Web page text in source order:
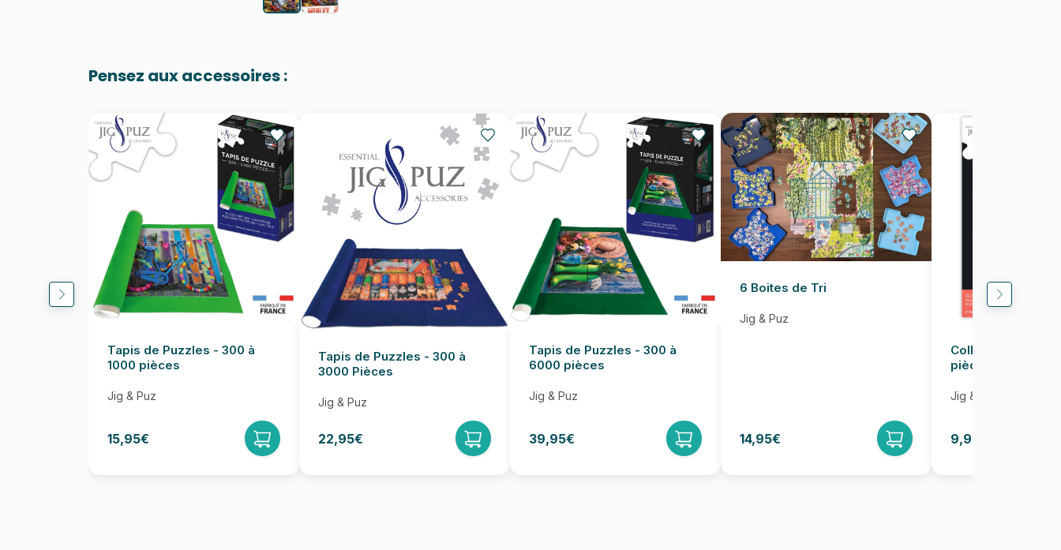
Pensez aux accessoires :
Tapis de Puzzles - 300 à
1000 pièces
Jig & Puz
15,95€
Tapis de Puzzles - 300 à
3000 Pièces
Jig & Puz
22,95€
Tapis de Puzzles - 300 à
6000 pièces
Jig & Puz
39,95€
6 Boites de Tri
Jig & Puz
14,95€
Colle pour Puzzle
pièces
Jig & Puz
9,95€